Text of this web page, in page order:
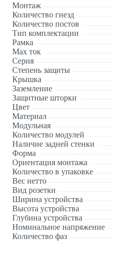
Монтаж
Количество гнезд
Количество постов
Тип комплектации
Рамка
Max ток
Серия
Степень защиты
Крышка
Заземление
Защитные шторки
Цвет
Материал
Модульная
Количество модулей
Наличие задней стенки
Форма
Ориентация монтажа
Количество в упаковке
Вес нетто
Вид розетки
Ширина устройства
Высота устройства
Глубина устройства
Номинальное напряжение
Количество фаз